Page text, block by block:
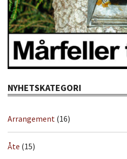
NYHETSKATEGORI
Arrangement (16)
Åte (15)